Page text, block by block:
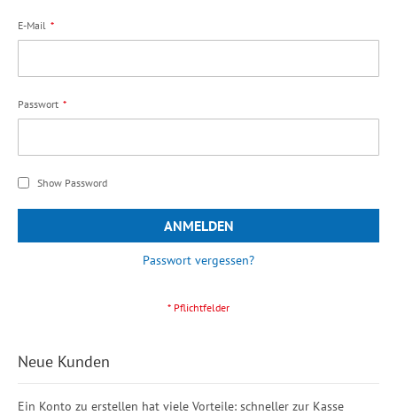
E-Mail
Passwort
Show Password
ANMELDEN
Passwort vergessen?
Neue Kunden
Ein Konto zu erstellen hat viele Vorteile: schneller zur Kasse